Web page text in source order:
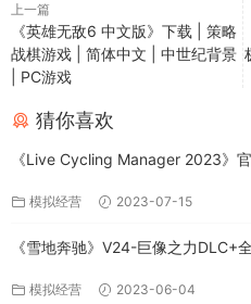
上一篇
《英雄无敌6 中文版》下载 | 策略
战棋游戏 | 简体中文 | 中世纪背景
| PC游戏
猜你喜欢
《Live Cycling Manager 2023》
模拟经营 2023-07-15
《雪地奔驰》V24-巨像之力DLC+
模拟经营 2023-06-04